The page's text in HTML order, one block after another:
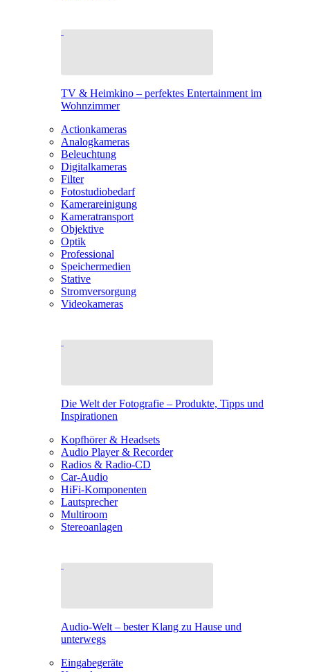
TV & Heimkino – perfektes Entertainment im
Wohnzimmer
Actionkameras
Analogkameras
Beleuchtung
Digitalkameras
Filter
Fotostudiobedarf
Kamerareinigung
Kameratransport
Objektive
Optik
Professional
Speichermedien
Stative
Stromversorgung
Videokameras
Die Welt der Fotografie – Produkte, Tipps und
Inspirationen
Kopfhörer & Headsets
Audio Player & Recorder
Radios & Radio-CD
Car-Audio
HiFi-Komponenten
Lautsprecher
Multiroom
Stereoanlagen
Audio-Welt – bester Klang zu Hause und
unterwegs
Eingabegeräte